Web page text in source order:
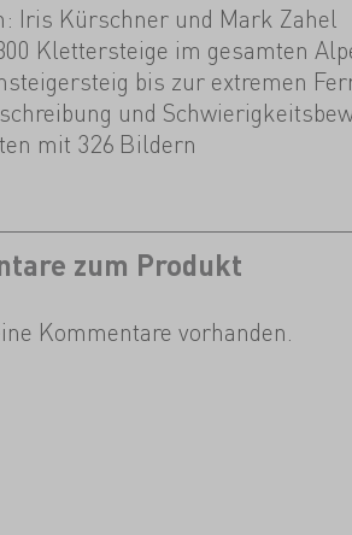
Iris Kürschner und Mark Zahel
Klettersteige im gesamten
bis zur extremen
und
mit 326 Bildern
zum Produkt
Kommentare vorhanden.